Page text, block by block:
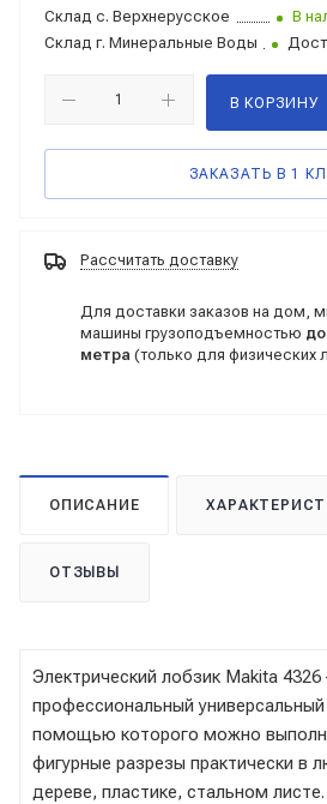
Склад с. Верхнерусское
В
Склад г. Минеральные Воды
В КОРЗИНУ
ЗАКАЗАТЬ В 1
Рассчитать доставку
Для доставки заказов на дом,
машины грузоподъемностью
метра (только для физических
ОПИСАНИЕ
ОТЗЫВЫ
Электрический лобзик Makita 4326
профессиональный
помощью которого можно
фигурные разрезы практически в
дереве, пластике, стальном